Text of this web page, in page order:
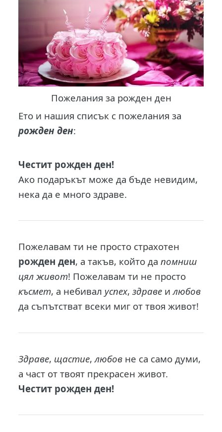
Пожелания за рожден ден
Ето и нашия списък с пожелания за
рожден ден:
Честит рожден ден!
Ако подаръкът може да бъде невидим,
нека да е много здраве.
Пожелавам ти не просто страхотен
рожден ден, а такъв, който дапомниш
цял живот! Пожелавам ти не просто
късмет, а небивал успех,здраве илюбов
да съпътстват всеки миг от твоя живот!
Здраве, щастие,любов не са само думи,
а част от твоят прекрасен живот.
Честит рожден ден!